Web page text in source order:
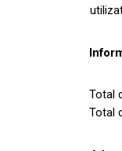
Total
Total